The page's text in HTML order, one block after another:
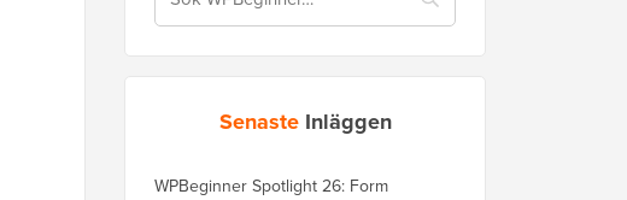
Senaste Inläggen
WPBeginner Spotlight 26: Form